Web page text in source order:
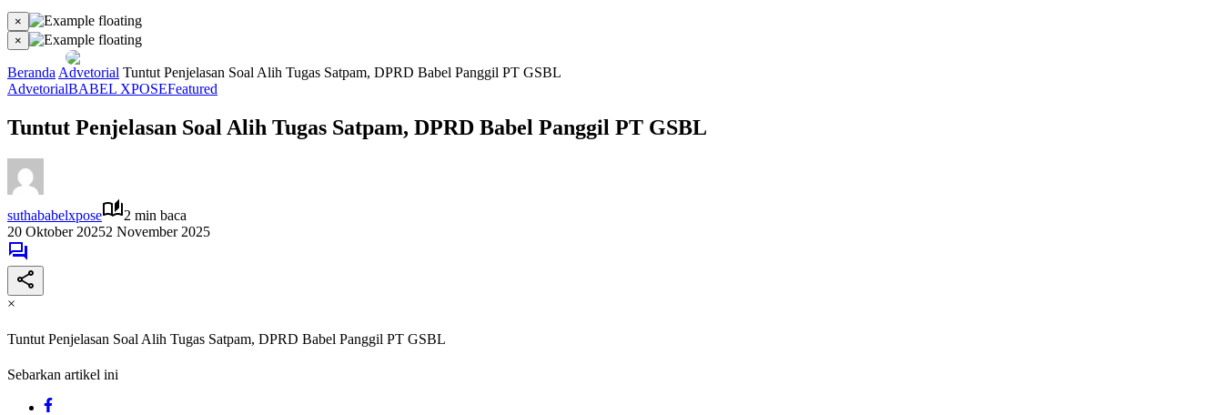
×
×
Beranda Advetorial Tuntut Penjelasan Soal Alih Tugas Satpam, DPRD Babel Panggil PT GSBL
AdvetorialBABEL XPOSEFeatured
Tuntut Penjelasan Soal Alih Tugas Satpam, DPRD Babel Panggil PT GSBL
suthababelxpose
2 min baca
20 Oktober 20252 November 2025
×
Tuntut Penjelasan Soal Alih Tugas Satpam, DPRD Babel Panggil PT GSBL
Sebarkan artikel ini